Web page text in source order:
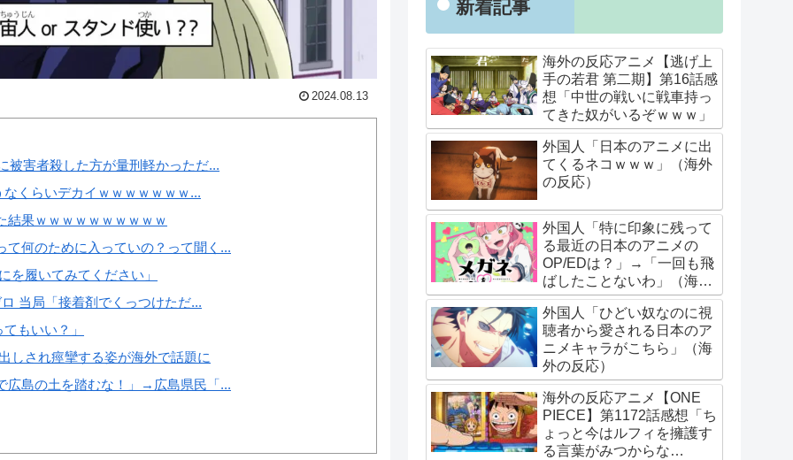
2024.08.13
被害者殺した方が量刑軽かっただ...
くらいデカイｗｗｗｗｗｗｗ...
結果ｗｗｗｗｗｗｗｗｗｗ
何のために入っていの？って聞く...
を履いてみてください」
当局「接着剤でくっつけただ...
もいい？」
され痙攣する姿が海外で話題に
広島の土を踏むな！」→広島県民「...
新着記事
海外の反応アニメ【逃げ上
手の若君 第二期】第16話感
想「中世の戦いに戦車持っ
てきた奴がいるぞｗｗｗ」
外国人「日本のアニメに出
てくるネコｗｗｗ」（海外
の反応）
外国人「特に印象に残って
る最近の日本のアニメの
OP/EDは？」→「一回も飛
ばしたことないわ」（海外
の反応）
外国人「ひどい奴なのに視
聴者から愛される日本のア
ニメキャラがこちら」（海
外の反応）
海外の反応アニメ【ONE
PIECE】第1172話感想「ち
ょっと今はルフィを擁護す
る言葉がみつからな